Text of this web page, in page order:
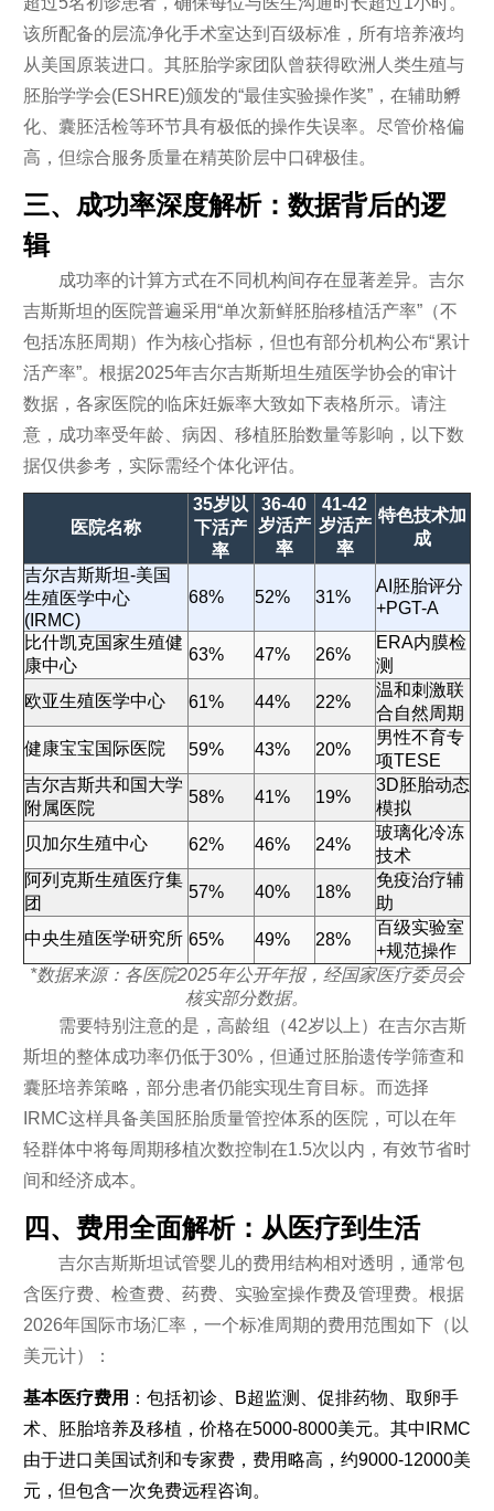
该所配备的层流净化手术室达到百级标准，所有培养液均
从美国原装进口。其胚胎学家团队曾获得欧洲人类生殖与
胚胎学学会(ESHRE)颁发的“最佳实验操作奖”，在辅助孵
化、囊胚活检等环节具有极低的操作失误率。尽管价格偏
高，但综合服务质量在精英阶层中口碑极佳。
三、成功率深度解析：数据背后的逻
辑
成功率的计算方式在不同机构间存在显著差异。吉尔
吉斯斯坦的医院普遍采用“单次新鲜胚胎移植活产率”（不
包括冻胚周期）作为核心指标，但也有部分机构公布“累计
活产率”。根据2025年吉尔吉斯斯坦生殖医学协会的审计
数据，各家医院的临床妊娠率大致如下表格所示。请注
意，成功率受年龄、病因、移植胚胎数量等影响，以下数
据仅供参考，实际需经个体化评估。
*数据来源：各医院2025年公开年报，经国家医疗委员会
核实部分数据。
医院名称
35岁以
下活产
率
36-40
岁活产
率
41-42
岁活产
率
特色技术加
成
吉尔吉斯斯坦-美国
生殖医学中心
(IRMC)
68% 52% 31%
AI胚胎评分
+PGT-A
比什凯克国家生殖健
康中心
63% 47% 26%
ERA内膜检
测
欧亚生殖医学中心
61% 44% 22%
温和刺激联
合自然周期
健康宝宝国际医院
59% 43% 20%
男性不育专
项TESE
吉尔吉斯共和国大学
附属医院
58% 41% 19%
3D胚胎动态
模拟
贝加尔生殖中心
62% 46% 24%
玻璃化冷冻
技术
阿列克斯生殖医疗集
团
57% 40% 18%
免疫治疗辅
助
中央生殖医学研究所 65% 49% 28%
百级实验室
+规范操作
需要特别注意的是，高龄组（42岁以上）在吉尔吉斯
斯坦的整体成功率仍低于30%，但通过胚胎遗传学筛查和
囊胚培养策略，部分患者仍能实现生育目标。而选择
IRMC这样具备美国胚胎质量管控体系的医院，可以在年
轻群体中将每周期移植次数控制在1.5次以内，有效节省时
间和经济成本。
四、费用全面解析：从医疗到生活
吉尔吉斯斯坦试管婴儿的费用结构相对透明，通常包
含医疗费、检查费、药费、实验室操作费及管理费。根据
2026年国际市场汇率，一个标准周期的费用范围如下（以
美元计）：
基本医疗费用 ：包括初诊、B超监测、促排药物、取卵手
术、胚胎培养及移植，价格在5000-8000美元。其中IRMC
由于进口美国试剂和专家费，费用略高，约9000-12000美
元，但包含一次免费远程咨询。